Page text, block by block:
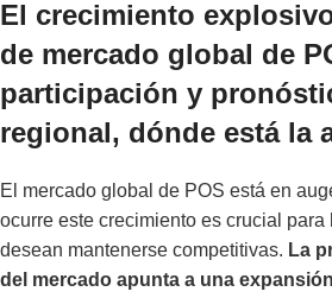
El crecimiento
de mercado global de
participación y
regional, dónde está la
El mercado global de POS está en
ocurre este crecimiento es crucial para
desean mantenerse competitivas. La
del mercado apunta a una